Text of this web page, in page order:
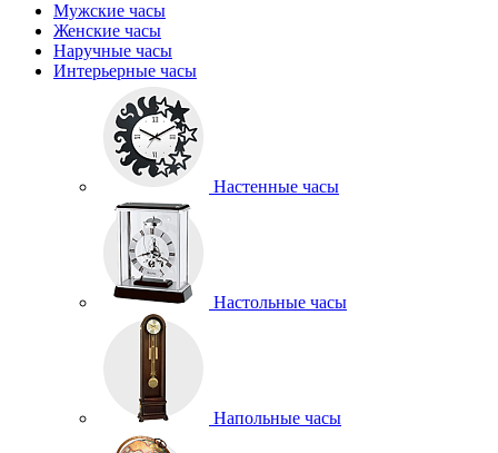
Мужские часы
Женские часы
Наручные часы
Интерьерные часы
Настенные часы
Настольные часы
Напольные часы